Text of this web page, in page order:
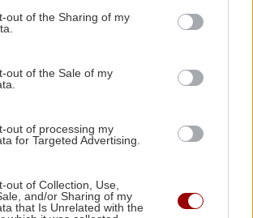
out of the Sharing of my
out of the Sale of my
out of processing my
for Targeted Advertising.
out of Collection, Use,
and/or Sharing of my
that Is Unrelated with the